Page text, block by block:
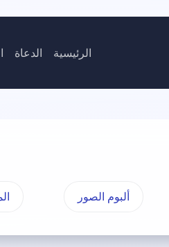
الرئيسية الدعاة
ألبوم الصور